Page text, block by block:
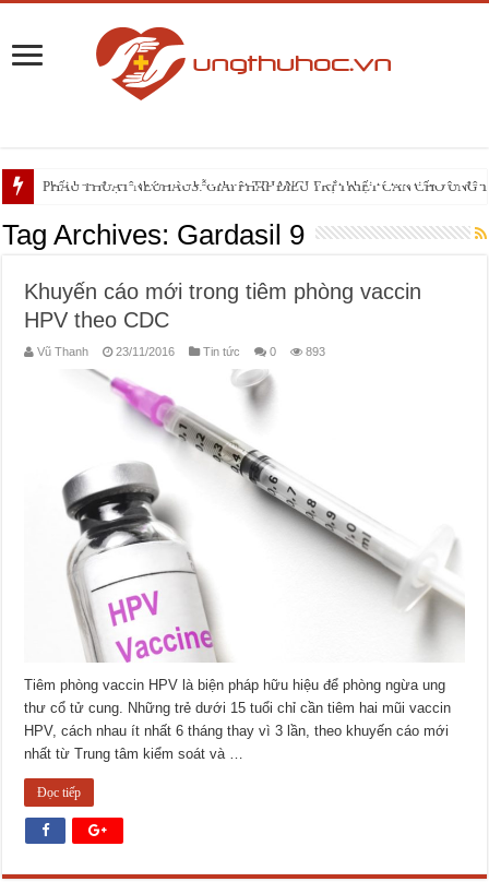
Phối hợp đa mô thức và phẫu thuật TRIANGLE cắt khối tá tụy tiếp cận
PHẪU THUẬT NEUHAUS: GIẢI PHÁP ĐIỀU TRỊ TRIỆT CĂN CHO UNG
Tag Archives: Gardasil 9
Khuyến cáo mới trong tiêm phòng vaccin
HPV theo CDC
Vũ Thanh 23/11/2016 Tin tức 0 893
Tiêm phòng vaccin HPV là biện pháp hữu hiệu để phòng ngừa ung
thư cổ tử cung. Những trẻ dưới 15 tuổi chỉ cần tiêm hai mũi vaccin
HPV, cách nhau ít nhất 6 tháng thay vì 3 lần, theo khuyến cáo mới
nhất từ Trung tâm kiểm soát và …
Đọc tiếp